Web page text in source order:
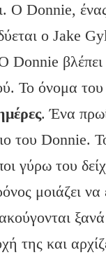
Ο Donnie,
ο Jake
Donnie
Το όνομα του
. Ένα
του Donnie.
γύρω του
μοιάζει
της και